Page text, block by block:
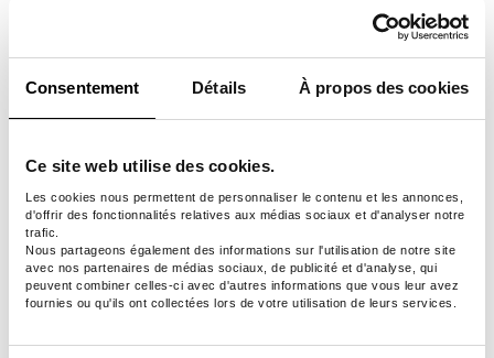
Consentement Détails À propos des cookies
Ce site web utilise des cookies.
Les cookies nous permettent de personnaliser le contenu et les annonces,
d'offrir des fonctionnalités relatives aux médias sociaux et d'analyser notre
trafic.
Nous partageons également des informations sur l'utilisation de notre site
avec nos partenaires de médias sociaux, de publicité et d'analyse, qui
peuvent combiner celles-ci avec d'autres informations que vous leur avez
fournies ou qu'ils ont collectées lors de votre utilisation de leurs services.
grâce à Pawns.app. Prenez simplement
quelques minutes de votre journée pour
connexion Internet. Que les gains
augmentent !
Avantages et
inconvénients de
déménager aux
États-Unis